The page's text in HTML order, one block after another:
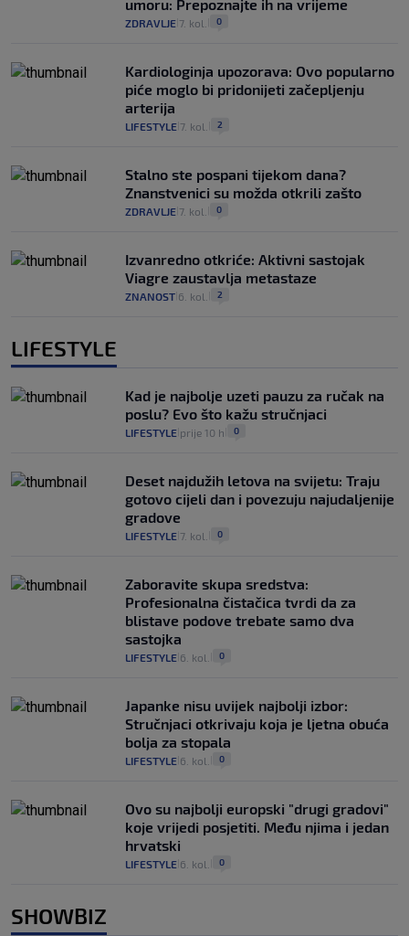
umoru: Prepoznajte ih na vrijeme
ZDRAVLJE 7. kol. 0
Kardiologinja upozorava: Ovo popularno
piće moglo bi pridonijeti začepljenju
arterija
LIFESTYLE 7. kol. 2
Stalno ste pospani tijekom dana?
Znanstvenici su možda otkrili zašto
ZDRAVLJE 7. kol. 0
Izvanredno otkriće: Aktivni sastojak
Viagre zaustavlja metastaze
ZNANOST 6. kol. 2
LIFESTYLE
Kad je najbolje uzeti pauzu za ručak na
poslu? Evo što kažu stručnjaci
LIFESTYLE prije 10 h 0
Deset najdužih letova na svijetu: Traju
gotovo cijeli dan i povezuju najudaljenije
gradove
LIFESTYLE 7. kol. 0
Zaboravite skupa sredstva:
Profesionalna čistačica tvrdi da za
blistave podove trebate samo dva
sastojka
LIFESTYLE 6. kol. 0
Japanke nisu uvijek najbolji izbor:
Stručnjaci otkrivaju koja je ljetna obuća
bolja za stopala
LIFESTYLE 6. kol. 0
Ovo su najbolji europski "drugi gradovi"
koje vrijedi posjetiti. Među njima i jedan
hrvatski
LIFESTYLE 6. kol. 0
SHOWBIZ